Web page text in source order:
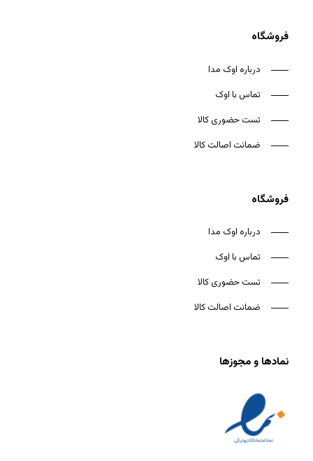
فروشگاه
درباره اوک مدا
تماس با اوک
تست حضوری کالا
ضمانت اصالت کالا
فروشگاه
درباره اوک مدا
تماس با اوک
تست حضوری کالا
ضمانت اصالت کالا
نمادها و مجوزها